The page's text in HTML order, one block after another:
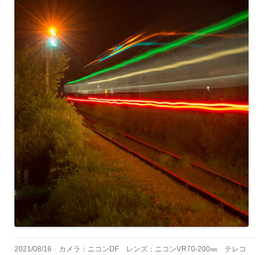
2021/08/16 カメラ：ニコンDF レンズ：ニコンVR70-200㎜ テレコ